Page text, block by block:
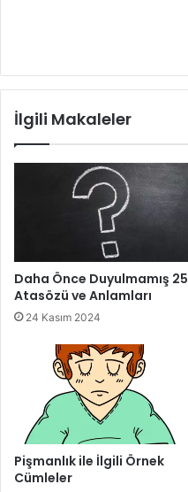
İlgili Makaleler
Daha Önce Duyulmamış 25
Atasözü ve Anlamları
24 Kasım 2024
Pişmanlık ile İlgili Örnek
Cümleler